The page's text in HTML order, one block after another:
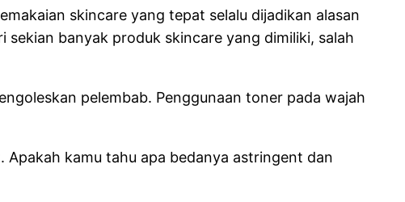
skincare yang tepat selalu dijadikan alasan
banyak produk skincare yang dimiliki, salah
pelembab. Penggunaan toner pada wajah
kamu tahu apa bedanya astringent dan